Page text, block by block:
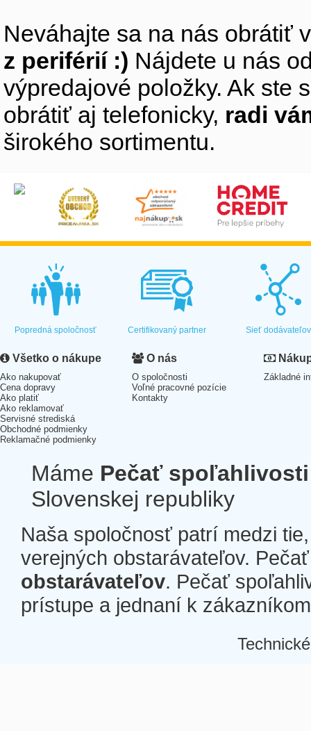
Neváhajte sa na nás obrátiť
z periférií :) Nájdete u nás
výpredajové položky. Ak ste
obrátiť aj telefonicky, radi
širokého sortimentu.
Popredná spoločnosť Certifikovaný partner Sieť dodávateľov
Všetko o nákupe
Ako nakupovať
Cena dopravy
Ako platiť
Ako reklamovať
Servisné strediská
Obchodné podmienky
Reklamačné podmienky
O nás
O spoločnosti
Voľné pracovné pozície
Kontakty
Základné
Máme Pečať spoľahlivosti
Slovenskej republiky
Naša spoločnosť patrí medzi
verejných obstarávateľov.
obstarávateľov. Pečať
prístupe a jednaní k